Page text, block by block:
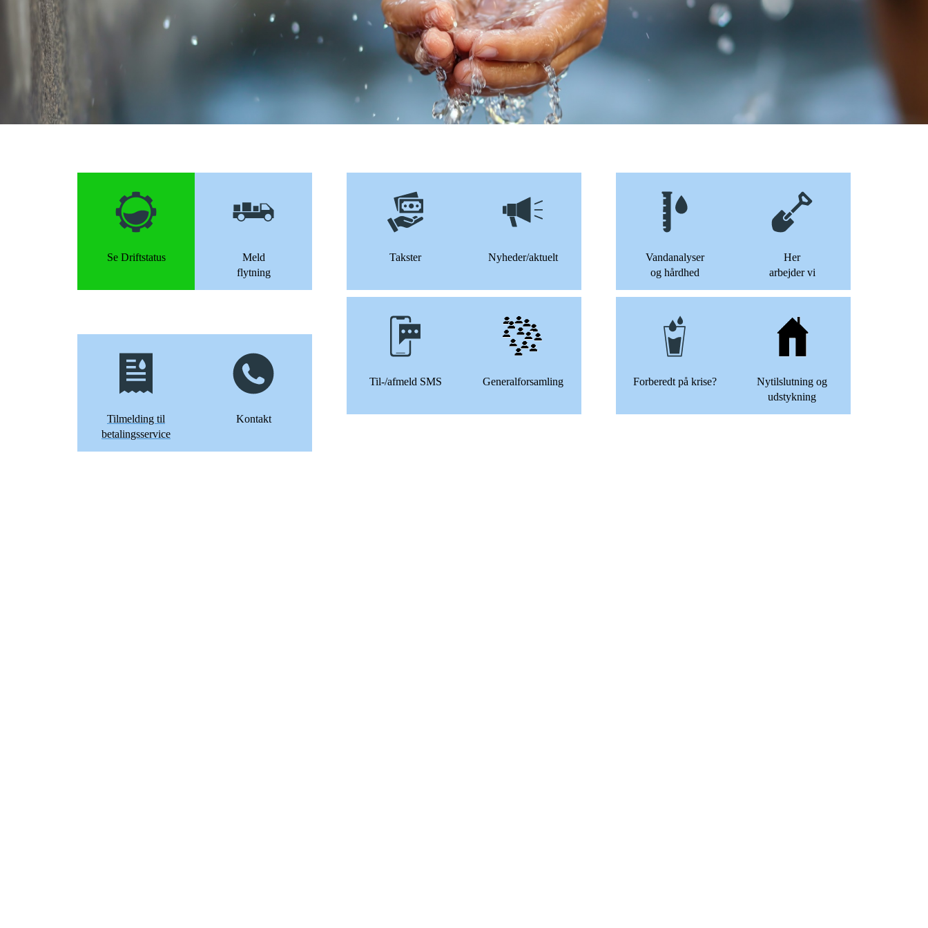
Se Driftstatus
Meld
flytning
Tilmelding til
betalingsservice
Kontakt
Takster Nyheder/aktuelt
Til-/afmeld SMS Generalforsamling
Vandanalyser
og hårdhed
Her
arbejder vi
Forberedt på krise?
Nytilslutning og
udstykning